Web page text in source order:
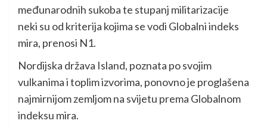
međunarodnih sukoba te stupanj militarizacije
neki su od kriterija kojima se vodi Globalni indeks
mira, prenosi N1.
Nordijska država Island, poznata po svojim
vulkanima i toplim izvorima, ponovno je proglašena
najmirnijom zemljom na svijetu prema Globalnom
indeksu mira.